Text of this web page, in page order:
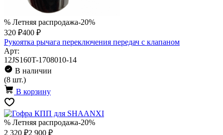
% Летняя распродажа-20%
320 ₽400 ₽
Рукоятка рычага переключения передач с клапаном
Арт:
12JS160T-1708010-14
В наличии
(8 шт.)
В корзину
% Летняя распродажа-20%
2 320 ₽2 900 ₽